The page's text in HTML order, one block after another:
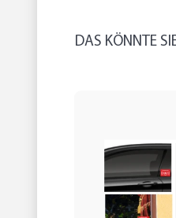
DAS KÖNNTE